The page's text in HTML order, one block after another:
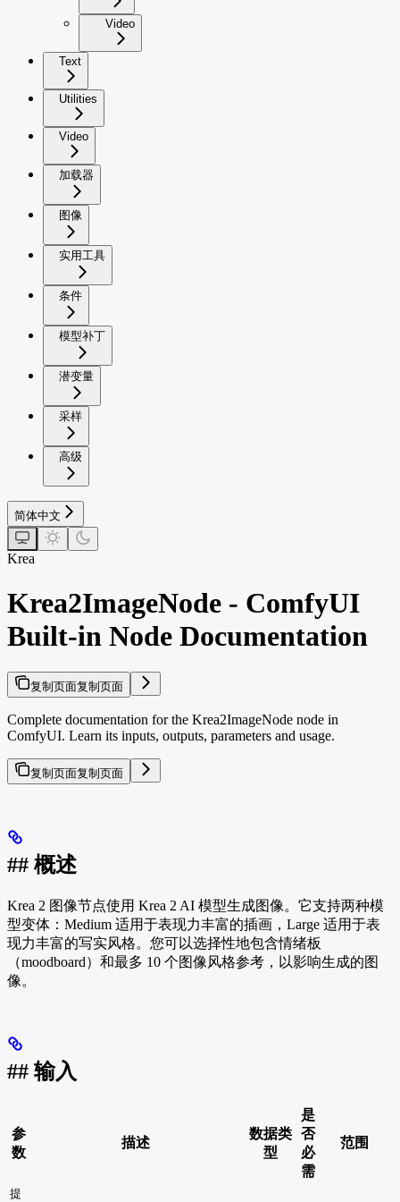
Video
Text
Utilities
Video
加载器
图像
实用工具
条件
模型补丁
潜变量
采样
高级
简体中文
Krea
Krea2ImageNode - ComfyUI
Built-in Node Documentation
复制页面复制页面
Complete documentation for the Krea2ImageNode node in
ComfyUI. Learn its inputs, outputs, parameters and usage.
复制页面复制页面
## 概述
Krea 2 图像节点使用 Krea 2 AI 模型生成图像。它支持两种模
型变体：Medium 适用于表现力丰富的插画，Large 适用于表
现力丰富的写实风格。您可以选择性地包含情绪板
（moodboard）和最多 10 个图像风格参考，以影响生成的图
像。
## 输入
参
数
描述
数据类
型
是
否
必
需
范围
提